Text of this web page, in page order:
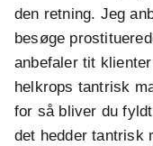
den retning. Jeg
besøge
anbefaler tit
helkrops tantrisk
for så bliver du
det hedder tantrisk